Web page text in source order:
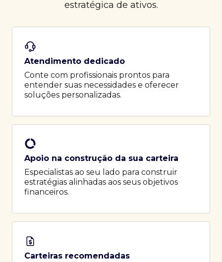
estratégica de ativos.
Atendimento dedicado
Conte com profissionais prontos para
entender suas necessidades e oferecer
soluções personalizadas.
Apoio na construção da sua carteira
Especialistas ao seu lado para construir
estratégias alinhadas aos seus objetivos
financeiros.
Carteiras recomendadas